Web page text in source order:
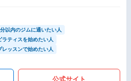
以内のジムに通いたい人
ラティスを始めたい人
レッスンで始めたい人
公式サイト